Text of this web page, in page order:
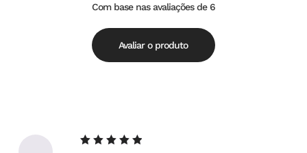
Avaliação
5.00de
5
Com base nas avaliações de 6
Avaliar o produto